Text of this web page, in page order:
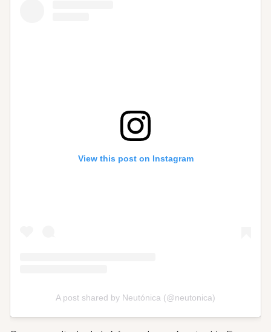
View this post on Instagram
A post shared by Neutónica (@neutonica)